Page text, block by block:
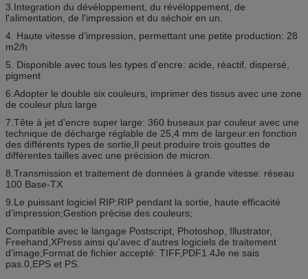
3.Integration du dévéloppement, du révéloppement, de
l'alimentation, de l'impression et du séchoir en un.
4. Haute vitesse d'impression, permettant une petite production: 28
m2/h
5. Disponible avec tous les types d'encre: acide, réactif, dispersé,
pigment
6.Adopter le double six couleurs, imprimer des tissus avec une zone
de couleur plus large
7.Tête à jet d'encre super large: 360 buseaux par couleur avec une
technique de décharge réglable de 25,4 mm de largeur:en fonction
des différents types de sortie,Il peut produire trois gouttes de
différentes tailles avec une précision de micron.
8.Transmission et traitement de données à grande vitesse: réseau
100 Base-TX
9.Le puissant logiciel RIP:RIP pendant la sortie, haute efficacité
d'impression;Gestion précise des couleurs;
Compatible avec le langage Postscript, Photoshop, Illustrator,
Freehand,XPress ainsi qu'avec d'autres logiciels de traitement
d'image;Format de fichier accepté: TIFF,PDF1.4Je ne sais
pas.0,EPS et PS.